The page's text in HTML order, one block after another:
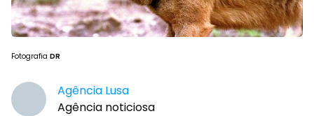
Fotografia DR
Agência Lusa
Agência noticiosa